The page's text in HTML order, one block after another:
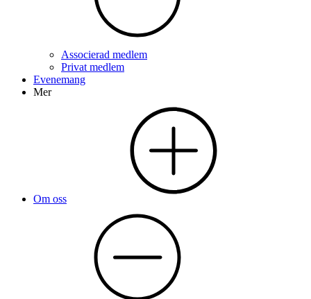
Associerad medlem
Privat medlem
Evenemang
Mer
Om oss